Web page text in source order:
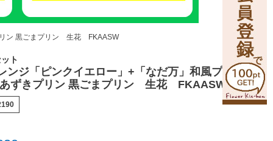
リン 黒ごまプリン 生花 FKAASW
ト
ンジ「ピンクイエロー」+「なだ万」和風プ
あずきプリン 黒ごまプリン 生花 FKAASW